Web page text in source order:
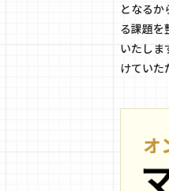
となる
る課題を
いたしま
けていた